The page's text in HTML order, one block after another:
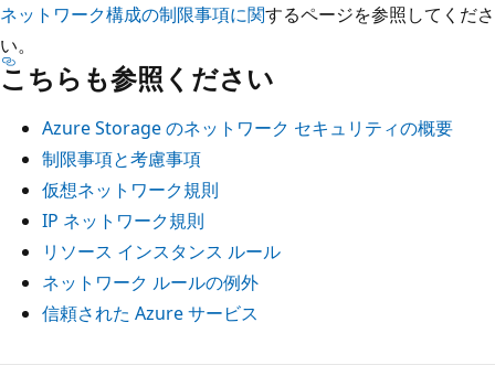
ネットワーク構成の制限事項に関するページを参照してくださ
い。
こちらも参照ください
Azure Storage のネットワーク セキュリティの概要
制限事項と考慮事項
仮想ネットワーク規則
IP ネットワーク規則
リソース インスタンス ルール
ネットワーク ルールの例外
信頼された Azure サービス